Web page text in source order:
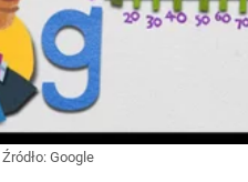
Źródło: Google